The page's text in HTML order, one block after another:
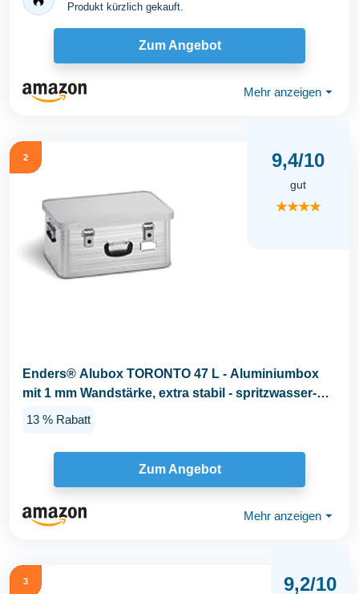
Produkt kürzlich gekauft.
Zum Angebot
Mehr anzeigen ⏷
2 9,4/10
gut
★★★★
Enders® Alubox TORONTO 47 L - Aluminiumbox
mit 1 mm Wandstärke, extra stabil - spritzwasser-
und...
13 % Rabatt
Zum Angebot
Mehr anzeigen ⏷
3 9,2/10